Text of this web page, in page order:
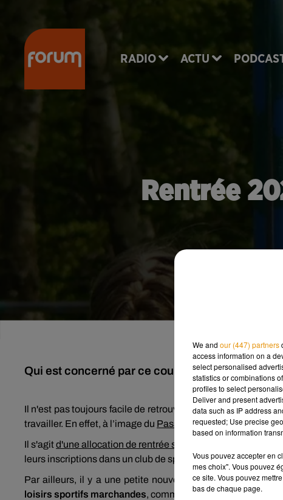
RADIO ACTU
Rentrée
Qui est concerné par ce coup de pouce du
Il n'est pas toujours facile de retrouver le chemin de
travailler. En effet, à l’image du Pass Culture, le Pass’Sport
Il s'agitd'une allocation de rentrée sportive de 50 euros
leurs inscriptions dans un club de sport.
Par ailleurs, il y a une petite nouveauté cette année : le
loisirs sportifs marchandes, comme, par exemple, les
We and our (447) partners
access information on a
select personalised
statistics or combinations
profiles to select
Deliver and present
data such as IP address
requested; Use precise
based on information
Vous pouvez accepter en
mes choix". Vous pouvez
ce site. Vous pouvez
bas de chaque page.